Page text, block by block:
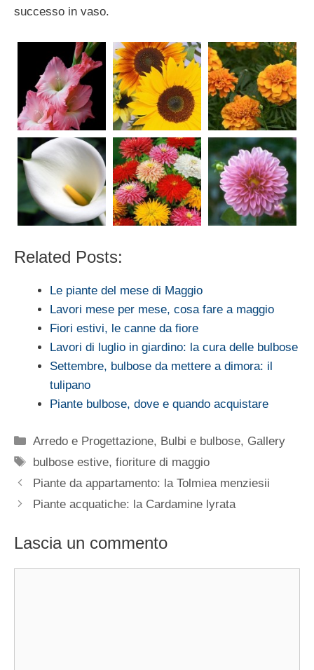
successo in vaso.
Related Posts:
Le piante del mese di Maggio
Lavori mese per mese, cosa fare a maggio
Fiori estivi, le canne da fiore
Lavori di luglio in giardino: la cura delle bulbose
Settembre, bulbose da mettere a dimora: il
tulipano
Piante bulbose, dove e quando acquistare
Categorie
Arredo e Progettazione, Bulbi e bulbose, Gallery
Tag
bulbose estive,fioriture di maggio
Piante da appartamento: la Tolmiea menziesii
Piante acquatiche: la Cardamine lyrata
Lascia un commento